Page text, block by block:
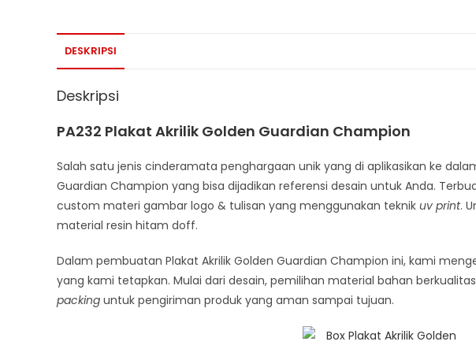
DESKRIPSI
Deskripsi
PA232 Plakat Akrilik Golden Guardian Champion
Salah satu jenis cinderamata penghargaan unik yang di aplikasikan ke
Guardian Champion yang bisa dijadikan referensi desain untuk Anda.
custom materi gambar logo & tulisan yang menggunakan teknik uv print.
material resin hitam doff.
Dalam pembuatan Plakat Akrilik Golden Guardian Champion ini, kami
yang kami tetapkan. Mulai dari desain, pemilihan material bahan
packing untuk pengiriman produk yang aman sampai tujuan.